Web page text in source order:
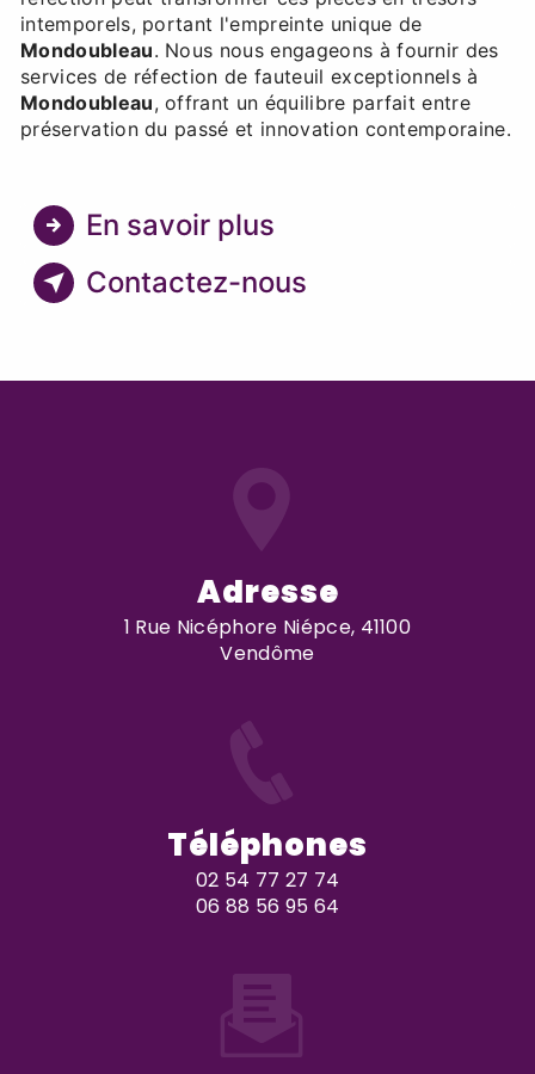
intemporels, portant l'empreinte unique de
Mondoubleau. Nous nous engageons à fournir des
services de réfection de fauteuil exceptionnels à
Mondoubleau, offrant un équilibre parfait entre
préservation du passé et innovation contemporaine.
En savoir plus
Contactez-nous
Adresse
1 Rue Nicéphore Niépce, 41100
Vendôme
Téléphones
02 54 77 27 74
06 88 56 95 64